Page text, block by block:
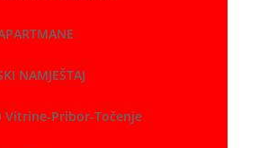
NAMJEŠTAJ
Vitrine-Pribor-Točenje